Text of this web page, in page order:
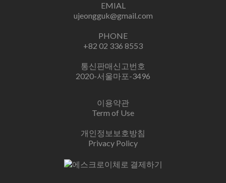
EMIAL
ujeongguk@gmail.com
PHONE
+82 02 336 8553
통신판매신고번호
2020-서울마포-3496
이용약관
Term of Use
개인정보보호방침
Privacy Policy